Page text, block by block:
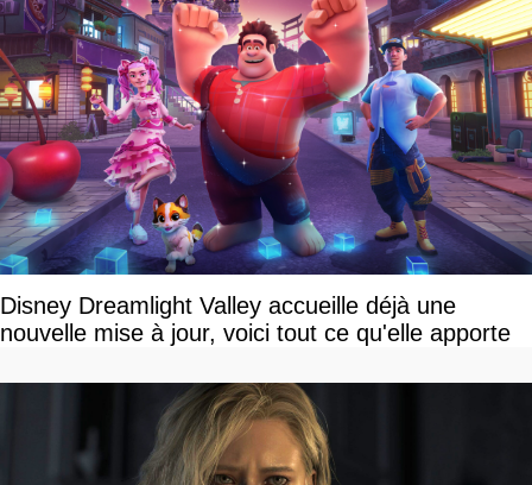
Disney Dreamlight Valley accueille déjà une
nouvelle mise à jour, voici tout ce qu'elle apporte